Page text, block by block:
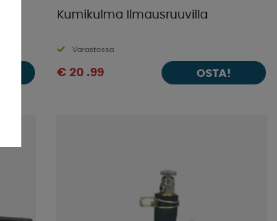
Kumikulma Ilmausruuvilla
Varastossa
€ 20 .99 OSTA!